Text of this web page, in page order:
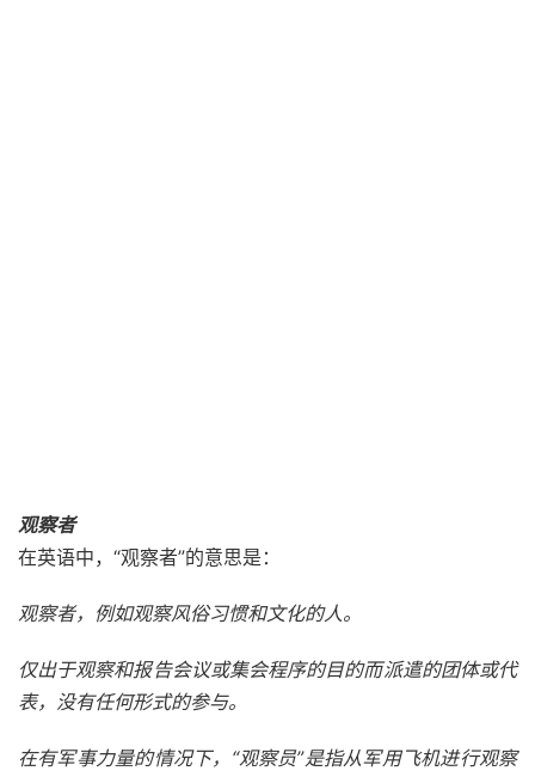
观察者
在英语中，“观察者”的意思是：
观察者，例如观察风俗习惯和文化的人。
仅出于观察和报告会议或集会程序的目的而派遣的团体或代
表，没有任何形式的参与。
在有军事力量的情况下，“观察员”是指从军用飞机进行观察